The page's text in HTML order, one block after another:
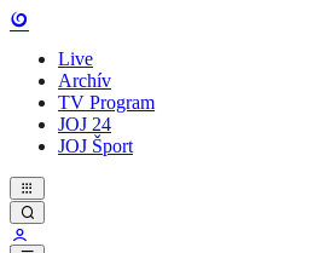
Live
Archív
TV Program
JOJ 24
JOJ Šport